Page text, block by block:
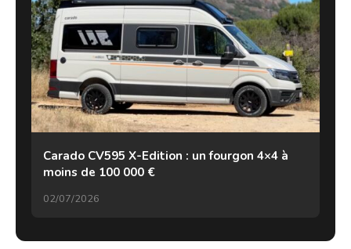
Carado CV595 X-Edition : un fourgon 4×4 à
moins de 100 000 €
02/07/2026